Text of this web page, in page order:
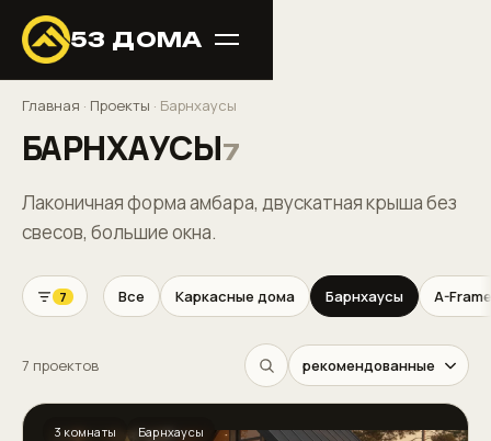
53 ДОМА
Главная · Проекты · Барнхаусы
БАРНХАУСЫ7
Лаконичная форма амбара, двускатная крыша без
свесов, большие окна.
7 Все Каркасные дома Барнхаусы A-Frame
7 проектов
3 комнаты Барнхаусы